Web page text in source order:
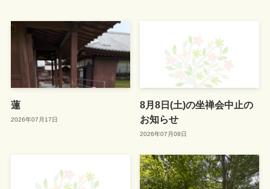
蓮
2026年07月17日
8月8日(土)の坐禅会中止の
お知らせ
2026年07月08日